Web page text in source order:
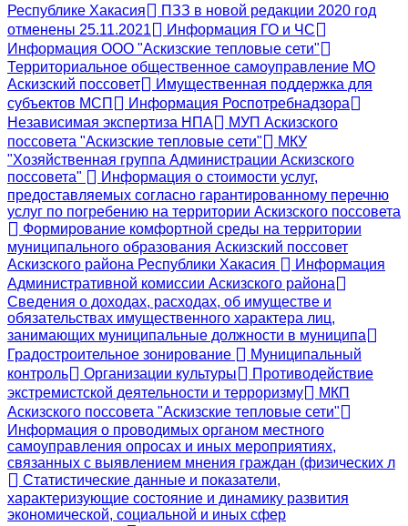
Республике Хакасия
ПЗЗ в новой редакции 2020 год
отменены 25.11.2021
Информация ГО и ЧС
Информация ООО "Аскизские тепловые сети"
Территориальное общественное самоуправление МО
Аскизский поссовет
Имущественная поддержка для
субъектов МСП
Информация Роспотребнадзора
Независимая экспертиза НПА
МУП Аскизского
поссовета "Аскизские тепловые сети"
МКУ
"Хозяйственная группа Администрации Аскизского
поссовета"
Информация о стоимости услуг,
предоставляемых согласно гарантированному перечню
услуг по погребению на территории Аскизского поссовета
Формирование комфортной среды на территории
муниципального образования Аскизский поссовет
Аскизского района Республики Хакасия
Информация
Административной комиссии Аскизского района
Сведения о доходах, расходах, об имуществе и
обязательствах имущественного характера лиц,
занимающих муниципальные должности в муниципа
Градостроительное зонирование
Муниципальный
контроль
Организации культуры
Противодействие
экстремистской деятельности и терроризму
МКП
Аскизского поссовета "Аскизские тепловые сети"
Информация о проводимых органом местного
самоуправления опросах и иных мероприятиях,
связанных с выявлением мнения граждан (физических л
Статистические данные и показатели,
характеризующие состояние и динамику развития
экономической, социальной и иных сфер